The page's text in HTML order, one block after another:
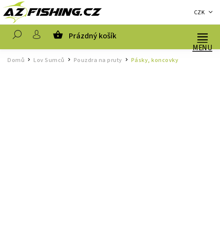
CZK
Prázdný košík
Domů / Lov Sumců Pouzdra na pruty Pásky, koncovky